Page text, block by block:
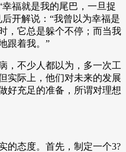
福就是我的尾巴，一旦捉
开解说：“我曾以为幸福是
，它总是躲个不停；而当我
跟着我。”
，不少人都以为，多一次工
实际上，他们对未来的发展
好充足的准备，所谓对理想
的态度。首先，制定一个3?